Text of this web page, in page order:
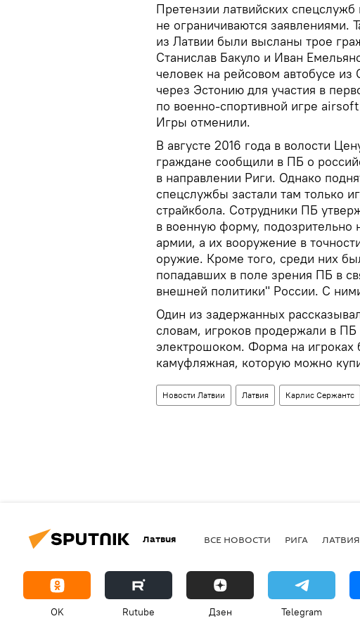
Претензии латвийских спецслужб
не ограничиваются заявлениями.
из Латвии были высланы трое
Станислав Бакуло и Иван
человек на рейсовом автобусе из
через Эстонию для участия в
по военно-спортивной игре
Игры отменили.
В августе 2016 года в волости
граждане сообщили в ПБ о
в направлении Риги. Однако
спецслужбы застали там только
страйкбола. Cотрудники ПБ
в военную форму,
армии, а их вооружение в
оружие. Кроме того, среди них
попадавших в поле зрения ПБ в
внешней политики" России. С
Один из задержанных
словам, игроков продержали в
электрошоком. Форма на игроках
камуфляжная, которую можно
Новости Латвии Латвия Карлис Сержантс
Латвия ВСЕ НОВОСТИ РИГА ЛАТВИЯ
OK Rutube Дзен Telegram